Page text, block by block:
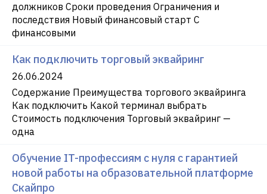
должников Сроки проведения Ограничения и
последствия Новый финансовый старт С
финансовыми
Как подключить торговый эквайринг
26.06.2024
Содержание Преимущества торгового эквайринга
Как подключить Какой терминал выбрать
Стоимость подключения Торговый эквайринг —
одна
Обучение IT-профессиям с нуля с гарантией
новой работы на образовательной платформе
Скайпро